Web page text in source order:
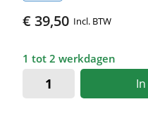
€ 39,50 Incl. BTW
1 tot 2 werkdagen
In